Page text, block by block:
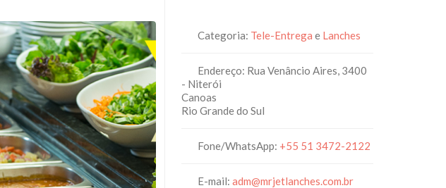
Categoria: Tele-Entrega e Lanches
Endereço: Rua Venâncio Aires, 3400
- Niterói
Canoas
Rio Grande do Sul
Fone/WhatsApp: +55 51 3472-2122
E-mail:adm@mrjetlanches.com.br